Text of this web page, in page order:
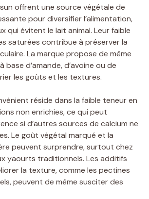
offrent une source végétale de
pour diversifier l’alimentation,
qui évitent le lait animal. Leur faible
saturées contribue à préserver la
La marque propose de même
base d’amande, d’avoine ou de
les goûts et les textures.
réside dans la faible teneur en
non enrichies, ce qui peut
si d’autres sources de calcium ne
Le goût végétal marqué et la
peuvent surprendre, surtout chez
yaourts traditionnels. Les additifs
la texture, comme les pectines
peuvent de même susciter des